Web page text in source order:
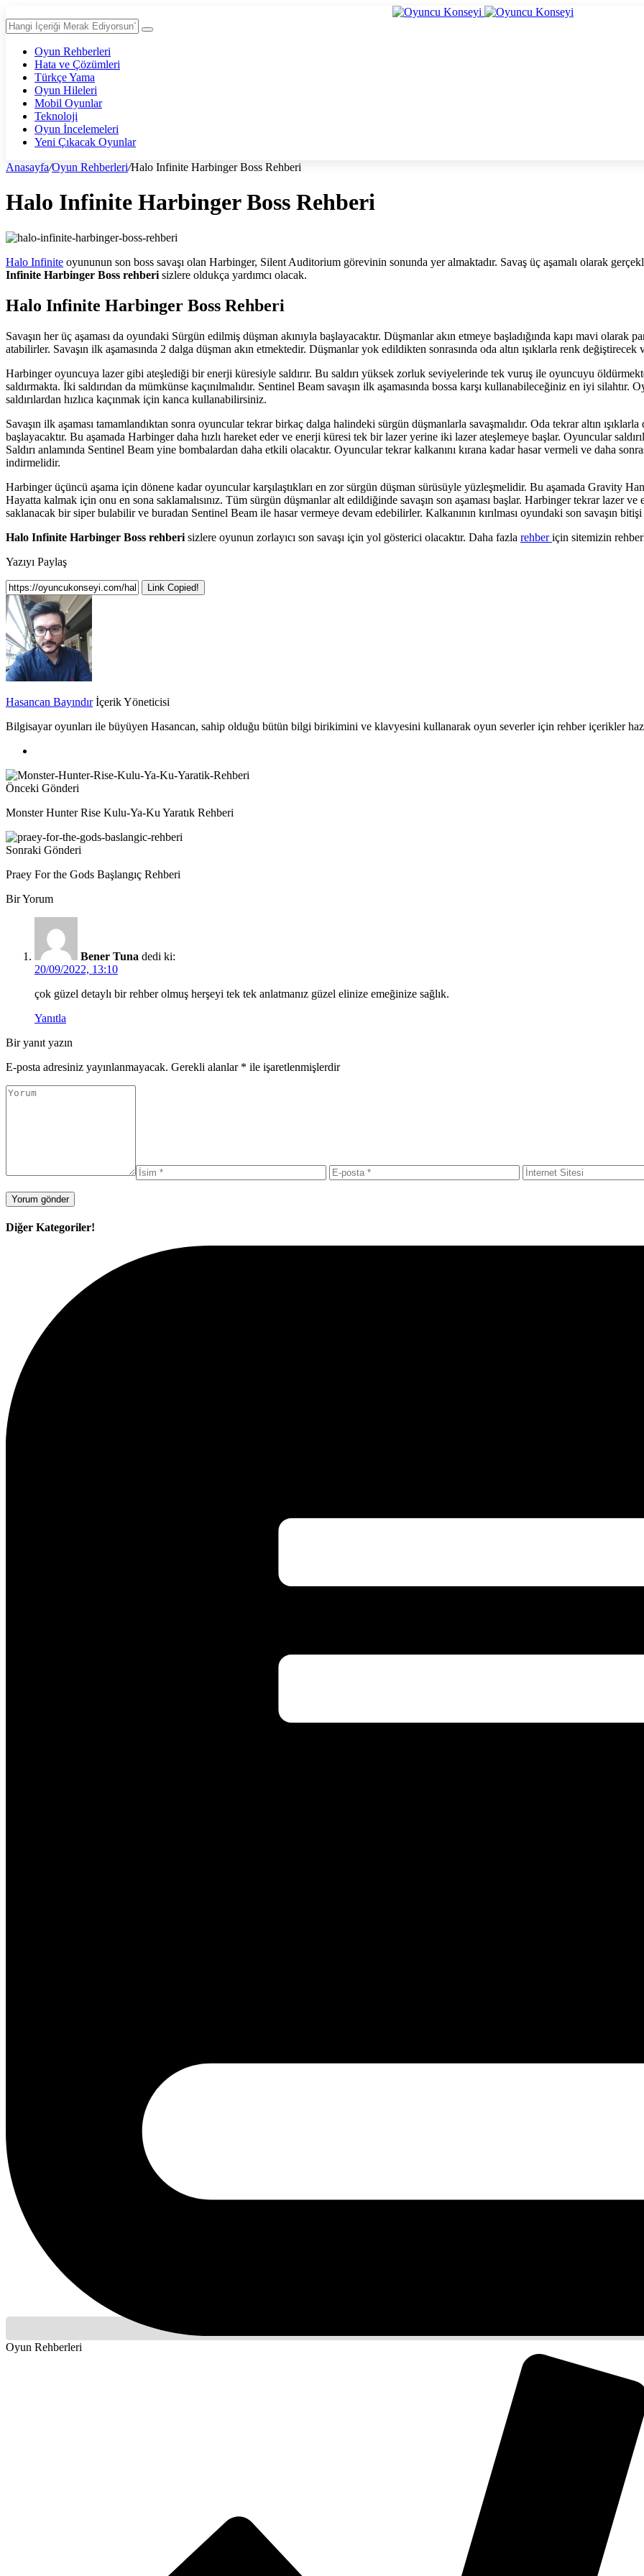
Oyun Rehberleri
Hata ve Çözümleri
Türkçe Yama
Oyun Hileleri
Mobil Oyunlar
Teknoloji
Oyun İncelemeleri
Yeni Çıkacak Oyunlar
Anasayfa/Oyun Rehberleri/Halo Infinite Harbinger Boss Rehberi
Halo Infinite Harbinger Boss Rehberi
Halo Infinite oyununun son boss savaşı olan Harbinger, Silent Auditorium görevinin sonunda yer almaktadır. Savaş üç aşamalı olarak
Infinite Harbinger Boss rehberi sizlere oldukça yardımcı olacak.
Halo Infinite Harbinger Boss Rehberi
Savaşın her üç aşaması da oyundaki Sürgün edilmiş düşman akınıyla başlayacaktır. Düşmanlar akın etmeye başladığında kapı mavi
atabilirler. Savaşın ilk aşamasında 2 dalga düşman akın etmektedir. Düşmanlar yok edildikten sonrasında oda altın ışıklarla renk değiştirecek
Harbinger oyuncuya lazer gibi ateşlediği bir enerji küresiyle saldırır. Bu saldırı yüksek zorluk seviyelerinde tek vuruş ile oyuncuyu
saldırmakta. İki saldırıdan da mümkünse kaçınılmalıdır. Sentinel Beam savaşın ilk aşamasında bossa karşı kullanabileceğiniz en iyi silahtır.
saldırılardan hızlıca kaçınmak için kanca kullanabilirsiniz.
Savaşın ilk aşaması tamamlandıktan sonra oyuncular tekrar birkaç dalga halindeki sürgün düşmanlarla savaşmalıdır. Oda tekrar altın
başlayacaktır. Bu aşamada Harbinger daha hızlı hareket eder ve enerji küresi tek bir lazer yerine iki lazer ateşlemeye başlar. Oyuncular
Saldırı anlamında Sentinel Beam yine bombalardan daha etkili olacaktır. Oyuncular tekrar kalkanını kırana kadar hasar vermeli ve daha
indirmelidir.
Harbinger üçüncü aşama için dönene kadar oyuncular karşılaştıkları en zor sürgün düşman sürüsüyle yüzleşmelidir. Bu aşamada Gravity
Hayatta kalmak için onu en sona saklamalısınız. Tüm sürgün düşmanlar alt edildiğinde savaşın son aşaması başlar. Harbinger tekrar lazer ve
saklanacak bir siper bulabilir ve buradan Sentinel Beam ile hasar vermeye devam edebilirler. Kalkanının kırılması oyundaki son savaşın bitişi
Halo Infinite Harbinger Boss rehberi sizlere oyunun zorlayıcı son savaşı için yol gösterici olacaktır. Daha fazla rehberiçin sitemizin
Yazıyı Paylaş
Link Copied!
Hasancan Bayındır İçerik Yöneticisi
Bilgisayar oyunları ile büyüyen Hasancan, sahip olduğu bütün bilgi birikimini ve klavyesini kullanarak oyun severler için rehber içerikler
Önceki Gönderi
Monster Hunter Rise Kulu-Ya-Ku Yaratık Rehberi
Sonraki Gönderi
Praey For the Gods Başlangıç Rehberi
Bir Yorum
Bener Tuna dedi ki:
20/09/2022, 13:10
çok güzel detaylı bir rehber olmuş herşeyi tek tek anlatmanız güzel elinize emeğinize sağlık.
Yanıtla
Bir yanıt yazın
E-posta adresiniz yayınlanmayacak. Gerekli alanlar * ile işaretlenmişlerdir
Diğer Kategoriler!
Oyun Rehberleri